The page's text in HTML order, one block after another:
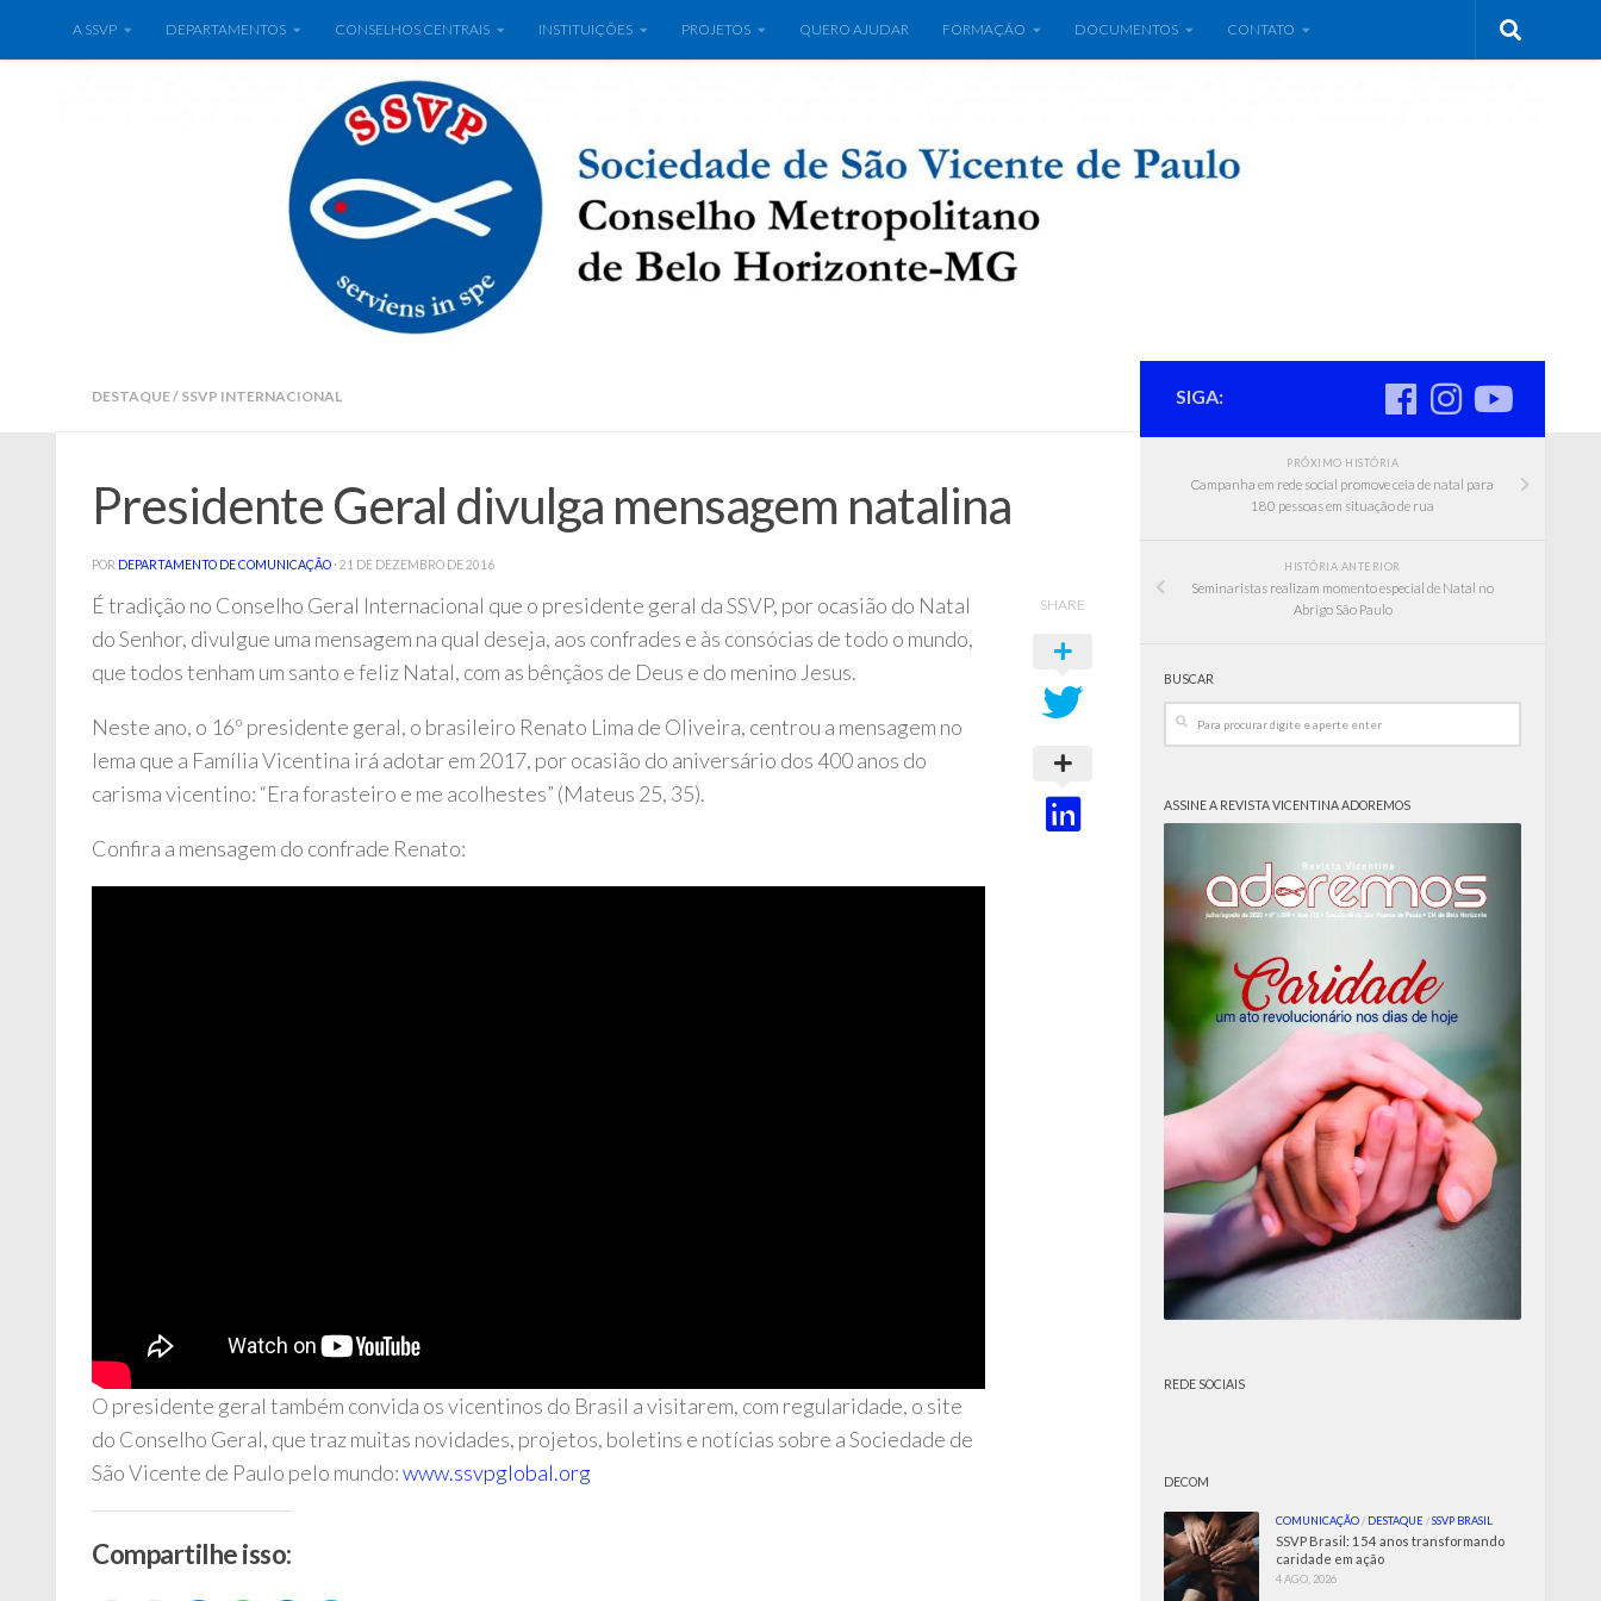
A SSVP DEPARTAMENTOS CONSELHOS CENTRAIS INSTITUIÇÕES PROJETOS QUERO AJUDAR FORMAÇÃO DOCUMENTOS CONTATO
DESTAQUE/ SSVP INTERNACIONAL
Presidente Geral divulga mensagem natalina
POR DEPARTAMENTO DE COMUNICAÇÃO · 21 DE DEZEMBRO DE 2016
É tradição no Conselho Geral Internacional que o presidente geral da SSVP, por ocasião do Natal
do Senhor, divulgue uma mensagem na qual deseja, aos confrades e às consócias de todo o mundo,
que todos tenham um santo e feliz Natal, com as bênçãos de Deus e do menino Jesus.
Neste ano, o 16º presidente geral, o brasileiro Renato Lima de Oliveira, centrou a mensagem no
lema que a Família Vicentina irá adotar em 2017, por ocasião do aniversário dos 400 anos do
carisma vicentino: “Era forasteiro e me acolhestes” (Mateus 25, 35).
Confira a mensagem do confrade Renato:
O presidente geral também convida os vicentinos do Brasil a visitarem, com regularidade, o site
do Conselho Geral, que traz muitas novidades, projetos, boletins e notícias sobre a Sociedade de
São Vicente de Paulo pelo mundo:www.ssvpglobal.org
Compartilhe isso:
SHARE
SIGA:
PRÓXIMO HISTÓRIA
Campanha em rede social promove ceia de natal para
180 pessoas em situação de rua
HISTÓRIA ANTERIOR
Seminaristas realizam momento especial de Natal no
Abrigo São Paulo
BUSCAR
ASSINE A REVISTA VICENTINA ADOREMOS
REDE SOCIAIS
DECOM
COMUNICAÇÃO / DESTAQUE /SSVP BRASIL
SSVP Brasil: 154 anos transformando
caridade em ação
4 AGO, 2026